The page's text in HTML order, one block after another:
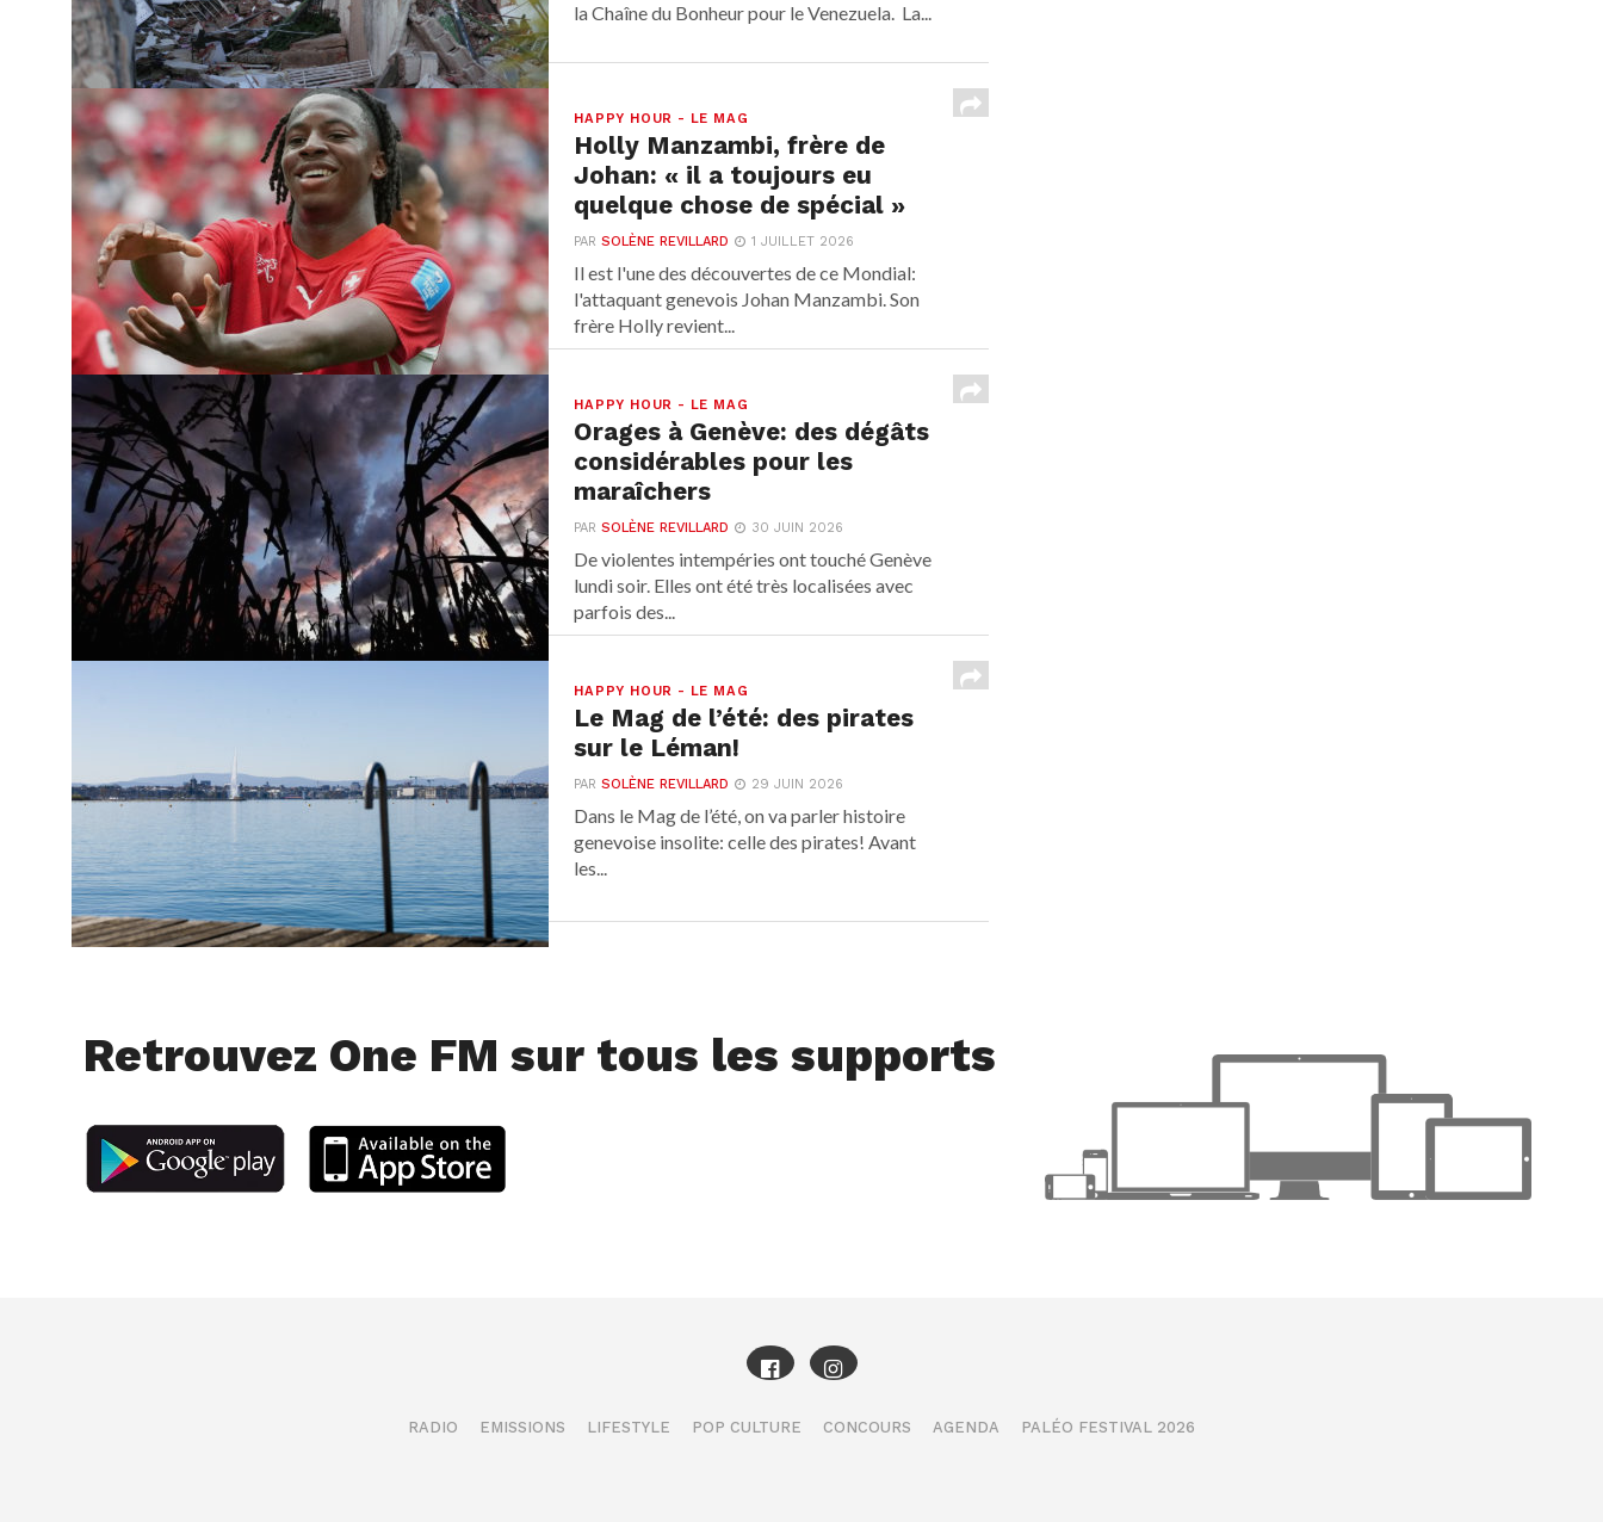
la Chaîne du Bonheur pour le Venezuela. La...
HAPPY HOUR - LE MAG
Holly Manzambi, frère de
Johan: « il a toujours eu
quelque chose de spécial »
PARSOLÈNE REVILLARD 1 JUILLET 2026
Il est l'une des découvertes de ce Mondial:
l'attaquant genevois Johan Manzambi. Son
frère Holly revient...
HAPPY HOUR - LE MAG
Orages à Genève: des dégâts
considérables pour les
maraîchers
PARSOLÈNE REVILLARD 30 JUIN 2026
De violentes intempéries ont touché Genève
lundi soir. Elles ont été très localisées avec
parfois des...
HAPPY HOUR - LE MAG
Le Mag de l’été: des pirates
sur le Léman!
PARSOLÈNE REVILLARD 29 JUIN 2026
Dans le Mag de l’été, on va parler histoire
genevoise insolite: celle des pirates! Avant
les...
Retrouvez One FM sur tous les supports
RADIO EMISSIONS LIFESTYLE POP CULTURE CONCOURS AGENDA PALÉO FESTIVAL 2026